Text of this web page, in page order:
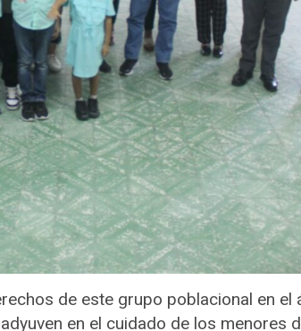
de este grupo poblacional en el
en el cuidado de los menores